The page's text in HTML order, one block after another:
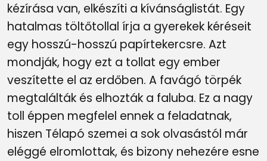
kézírása van, elkészíti a kívánságlistát. Egy
hatalmas töltőtollal írja a gyerekek kéréseit
egy hosszú-hosszú papírtekercsre. Azt
mondják, hogy ezt a tollat egy ember
veszítette el az erdőben. A favágó törpék
megtalálták és elhozták a faluba. Ez a nagy
toll éppen megfelel ennek a feladatnak,
hiszen Télapó szemei a sok olvasástól már
eléggé elromlottak, és bizony nehezére esne